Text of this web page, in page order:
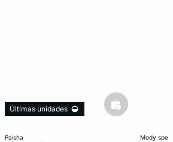
paisha
Últimas unidades basketfull
mody spe